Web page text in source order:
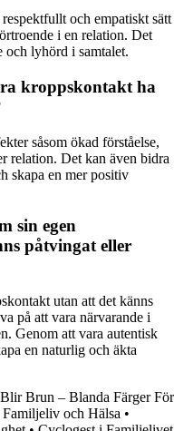
och empatiskt sätt
i en relation. Det
och lyhörd i samtalet.
kroppskontakt ha
såsom ökad förståelse,
relation. Det kan även bidra
skapa en mer positiv
sin egen
påtvingat eller
utan att det känns
på att vara närvarande i
Genom att vara autentisk
en naturlig och äkta
Brun – Blanda Färger För
och Hälsa •